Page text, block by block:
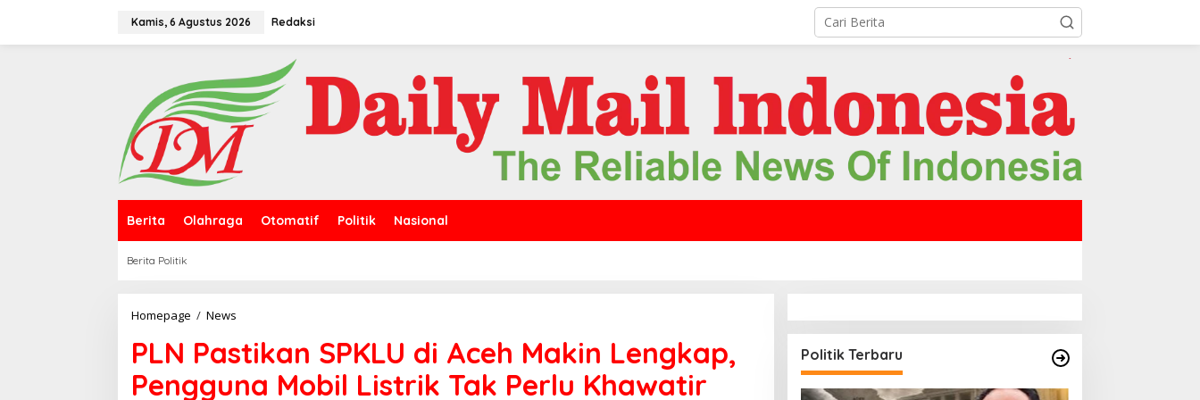
Kamis, 6 Agustus 2026 Redaksi
Berita Olahraga Otomatif Politik Nasional
Berita Politik
Homepage / News
N
P
a
s
PLN Pastikan SPKLU di Aceh Makin Lengkap,
Pengguna Mobil Listrik Tak Perlu Khawatir
Politik Terbaru